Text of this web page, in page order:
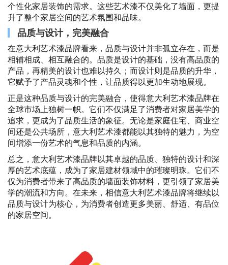
个性化家居装饰的需求。这些艺术漆不仅美化了墙面，更提
升了整个家居空间的艺术氛围和品味。
品质与设计，完美融合
在意大利艺术漆品牌看来，品质与设计并非孤立存在，而是
相辅相成、相互融合的。品质是设计的基础，没有高品质的
产品，再精美的设计也难以持久；而设计则是品质的升华，
它赋予了产品灵魂和个性，让品质得以更加生动地展现。
正是这种品质与设计的完美融合，使得意大利艺术漆品牌在
全球市场上独树一帜。它们不仅满足了消费者对家居美学的
追求，更成为了品质生活的象征。无论是家庭住宅、商业空
间还是公共场所，意大利艺术漆都能以其独特的魅力，为空
间增添一份艺术的气息和品质的内涵。
总之，意大利艺术漆品牌以其卓越的品质、独特的设计和深
厚的艺术底蕴，成为了家居建材领域中的璀璨明珠。它们不
仅为消费者带来了高品质的墙面装饰材料，更引领了家居美
学的潮流和方向。在未来，相信意大利艺术漆品牌将继续以
品质与设计为核心，为消费者创造更多美丽、舒适、有品位
的家居空间。